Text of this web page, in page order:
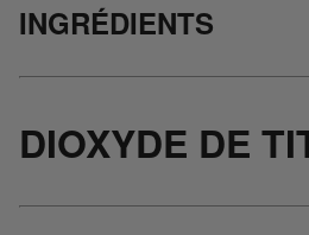
INGRÉDIENTS
DIOXYDE DE